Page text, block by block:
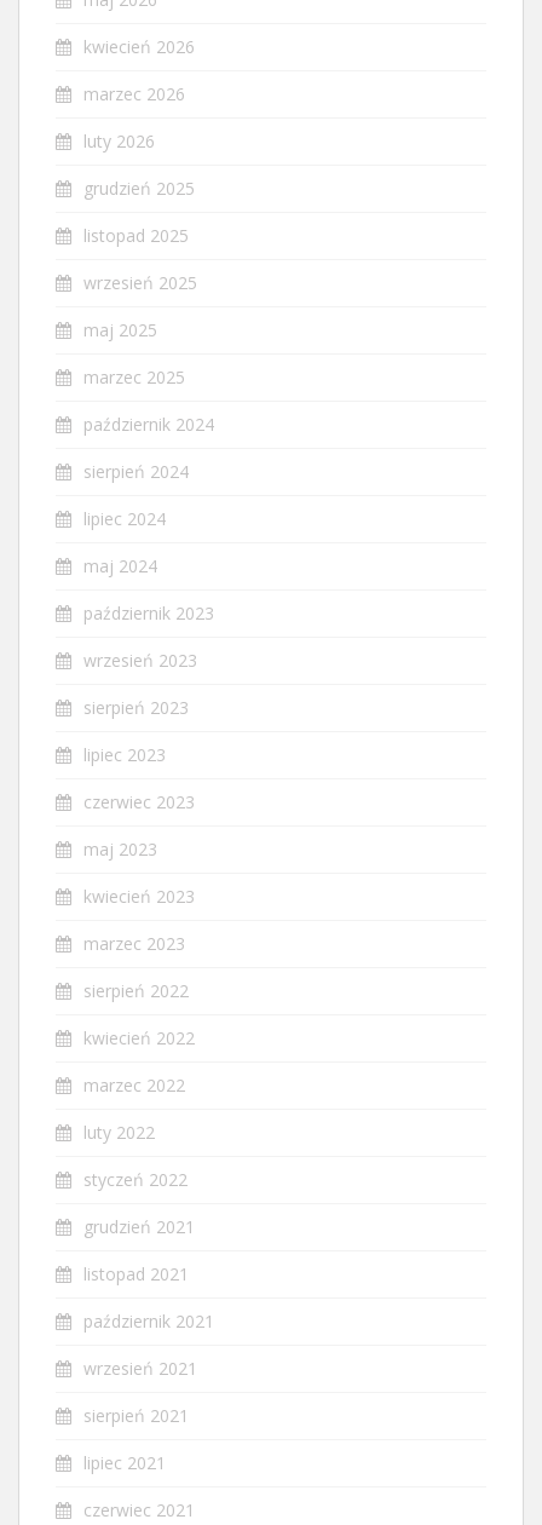
kwiecień 2026
marzec 2026
luty 2026
grudzień 2025
listopad 2025
wrzesień 2025
maj 2025
marzec 2025
październik 2024
sierpień 2024
lipiec 2024
maj 2024
październik 2023
wrzesień 2023
sierpień 2023
lipiec 2023
czerwiec 2023
maj 2023
kwiecień 2023
marzec 2023
sierpień 2022
kwiecień 2022
marzec 2022
luty 2022
styczeń 2022
grudzień 2021
listopad 2021
październik 2021
wrzesień 2021
sierpień 2021
lipiec 2021
czerwiec 2021